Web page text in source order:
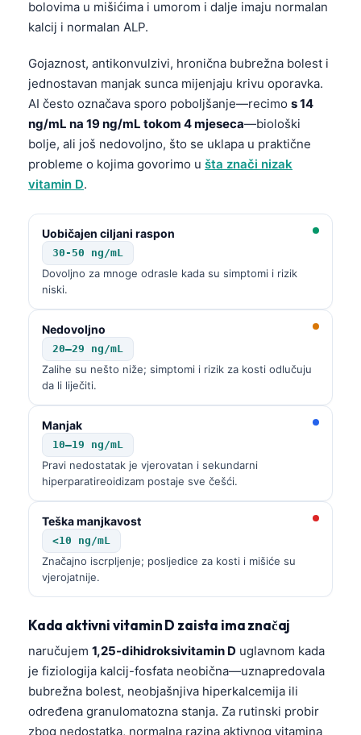
bolovima u mišićima i umorom i dalje imaju normalan
kalcij i normalan ALP.
Goјaznost, antikonvulzivi, hronična bubrežna bolest i
jednostavan manjak sunca mijenjaju krivu oporavka.
AI često označava sporo poboljšanje—recimo s 14
ng/mL na 19 ng/mL tokom 4 mjeseca—biološki
bolje, ali još nedovoljno, što se uklapa u praktične
probleme o kojima govorimo u šta znači nizak
vitamin D.
Uobičajen ciljani raspon
30-50 ng/mL
Dovoljno za mnoge odrasle kada su simptomi i rizik
niski.
Nedovoljno
20–29 ng/mL
Zalihe su nešto niže; simptomi i rizik za kosti odlučuju
da li liječiti.
Manjak
10–19 ng/mL
Pravi nedostatak je vjerovatan i sekundarni
hiperparatireoidizam postaje sve češći.
Teška manjkavost
<10 ng/mL
Značajno iscrpljenje; posljedice za kosti i mišiće su
vjerojatnije.
Kada aktivni vitamin D zaista ima značaj
naručujem 1,25-dihidroksivitamin D uglavnom kada
je fiziologija kalcij-fosfata neobična—uznapredovala
bubrežna bolest, neobjašnjiva hiperkalcemija ili
određena granulomatozna stanja. Za rutinski probir
zbog nedostatka, normalna razina aktivnog vitamina